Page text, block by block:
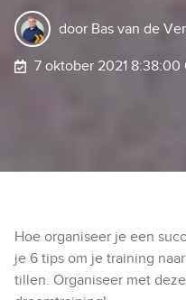
door Bas van de
7 oktober 2021 8:38:00
Hoe organiseer je een
je 6 tips om je training
tillen. Organiseer met